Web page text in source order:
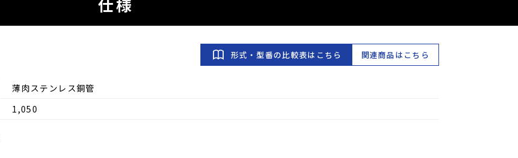
形式・型番の比較表はこちら 関連商品はこちら
薄肉ステンレス銅管
1,050